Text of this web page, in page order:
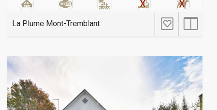
La Plume Mont-Tremblant